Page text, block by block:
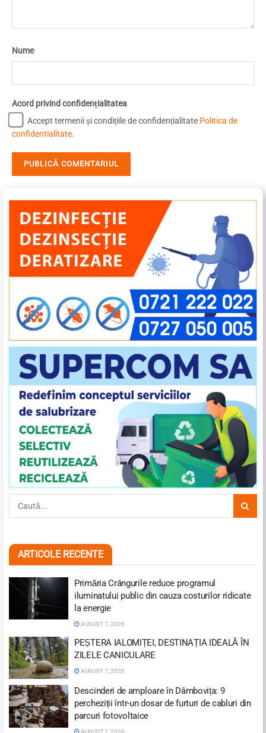
Nume
Acord privind confidențialitatea
Accept termenii și condițiile de confidențialitate Politica de
confidentialitate.
ARTICOLE RECENTE
Primăria Crângurile reduce programul
iluminatului public din cauza costurilor ridicate
la energie
AUGUST 7, 2026
PEȘTERA IALOMIȚEI, DESTINAȚIA IDEALĂ ÎN
ZILELE CANICULARE
AUGUST 7, 2026
Descinderi de amploare în Dâmbovița: 9
percheziții într-un dosar de furturi de cabluri din
parcuri fotovoltaice
AUGUST 7, 2026